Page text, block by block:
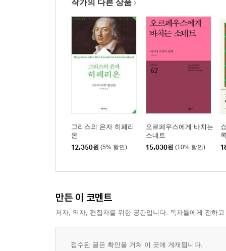
작가의 다른 상품
그리스의 은자 히페리
온
12,350원 (5% 할인)
오르페우스에게 바치는
소네트
15,030원 (10% 할인)
만든 이 코멘트
저자, 역자, 편집자를 위한 공간입니다. 독자들에게 전하
접수된 글은 확인을 거쳐 이 곳에 게재됩니다.